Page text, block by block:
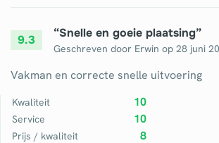
9.3 “Snelle en goeie plaatsing”
Geschreven door Erwin op 28 juni
Vakman en correcte snelle uitvoering
Kwaliteit 10
Service 10
Prijs / kwaliteit 8